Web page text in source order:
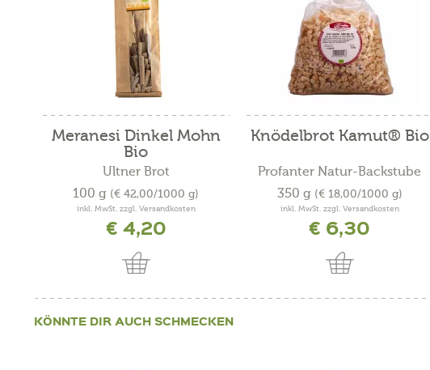
Meranesi Dinkel Mohn
Bio
Ultner Brot
100 g (€ 42,00/1000 g)
inkl. MwSt. zzgl. Versandkosten
€ 4,20
Knödelbrot Kamut® Bio
Profanter Natur-Backstube
350 g (€ 18,00/1000 g)
inkl. MwSt. zzgl. Versandkosten
€ 6,30
KÖNNTE DIR AUCH SCHMECKEN